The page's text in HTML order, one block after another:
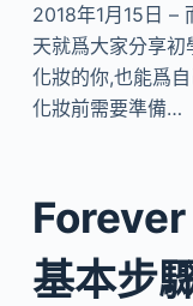
2018年1月15日 –
天就爲大家分享
化妝的你,也能爲
化妝前需要準備…
基本步